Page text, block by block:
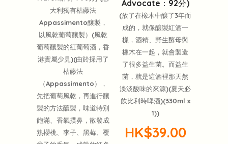
大利獨有枯藤法
Appassimento釀製，
以風乾葡萄釀製）(風乾
葡萄釀製的紅葡萄酒，香
港實屬少見)(由於採用了
枯藤法
（Appassimento），
先把葡萄風乾，再進行釀
製的方法釀製，味道特別
飽滿、香氣撲鼻，散發成
熟櫻桃、李子、黑莓、覆
Advocate：92分)
(放了在橡木中釀了3年而
成的，就像釀製紅酒一
樣，酒精、野生酵母與
橡木在一起，就會製造
了很多益生菌。而益生
菌，就是這酒裡那天然
淡淡酸味的來源)(夏天必
飲比利時啤酒)(330ml x
1))
HK$39.00